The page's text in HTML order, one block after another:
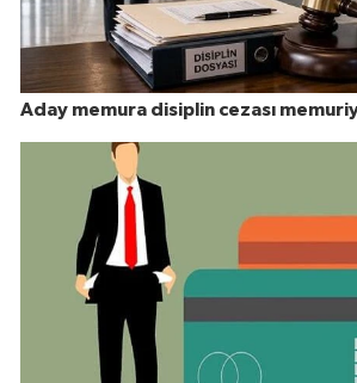
Aday memura disiplin cezası